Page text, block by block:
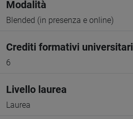
Modalità
Blended (in presenza e online)
Crediti formativi universitari
6
Livello laurea
Laurea